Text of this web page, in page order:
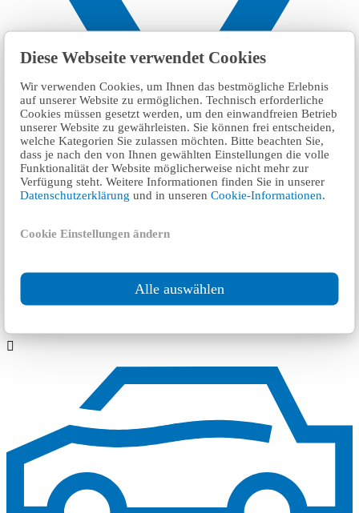
Diese Webseite verwendet Cookies
Wir verwenden Cookies, um Ihnen das bestmögliche Erlebnis
auf unserer Website zu ermöglichen. Technisch erforderliche
Cookies müssen gesetzt werden, um den einwandfreien Betrieb
unserer Website zu gewährleisten. Sie können frei entscheiden,
welche Kategorien Sie zulassen möchten. Bitte beachten Sie,
dass je nach den von Ihnen gewählten Einstellungen die volle
Funktionalität der Website möglicherweise nicht mehr zur
Verfügung steht. Weitere Informationen finden Sie in unserer
Datenschutzerklärungund in unserenCookie-Informationen.
Cookie Einstellungen ändern
Alle auswählen